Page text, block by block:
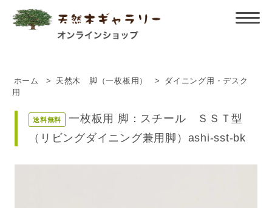
ホーム > 天然木 脚（一枚板用） >
ダイニング用・デスク
用
送料無料
一枚板用 脚：スチール ＳＳＴ型
（リビングダイニング兼用脚）ashi-sst-bk